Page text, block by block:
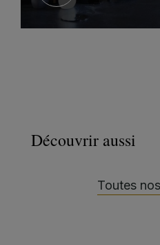
Découvrir aussi
Toutes